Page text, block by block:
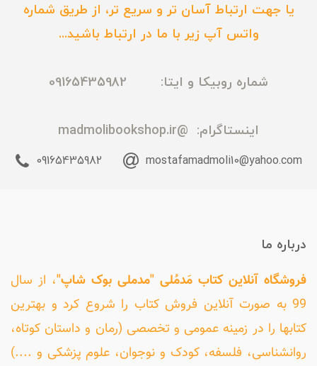
یا جهت ارتباط آسان تر و سریع تر، از طریق شماره
واتس آپ زیر با ما در ارتباط باشید...
شماره روبیکا و ایتا: 09165435982
اینستاگرام: @madmolibookshop.ir
mostafamadmoli10@yahoo.com
09165435982
درباره ما
فروشگاه آنلاین کتاب مَدمُلی "مدملی بوک شاپ"، از سال
99 به صورت آنلاین فروش کتاب را شروع کرد و بهترین
کتابها را در زمینه عمومی و تخصصی (رمان و داستان کوتاه،
روانشناسی، فلسفه، کودک و نوجوان، علوم پزشکی و ....)